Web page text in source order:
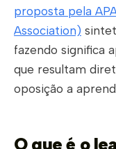
proposta pela
Association)
fazendo significa
que resultam
oposição a
O que é o